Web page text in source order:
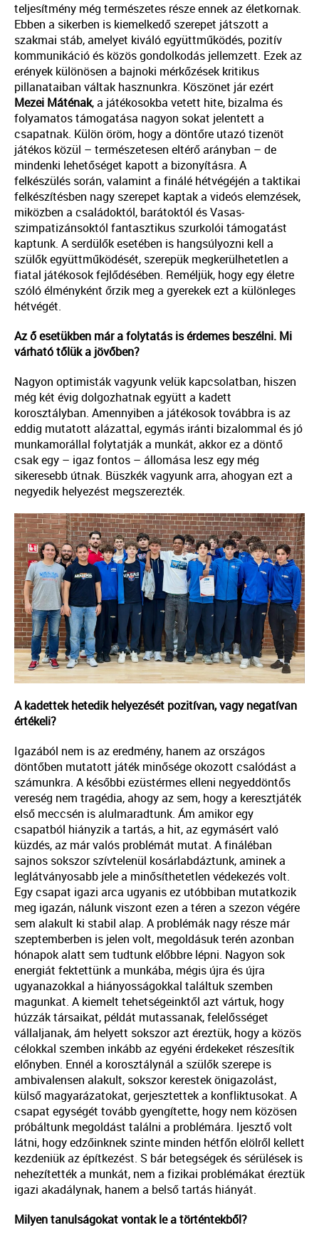
teljesítmény még természetes része ennek az életkornak.
Ebben a sikerben is kiemelkedő szerepet játszott a
szakmai stáb, amelyet kiváló együttműködés, pozitív
kommunikáció és közös gondolkodás jellemzett. Ezek az
erények különösen a bajnoki mérkőzések kritikus
pillanataiban váltak hasznunkra. Köszönet jár ezért
Mezei Máténak, a játékosokba vetett hite, bizalma és
folyamatos támogatása nagyon sokat jelentett a
csapatnak. Külön öröm, hogy a döntőre utazó tizenöt
játékos közül – természetesen eltérő arányban – de
mindenki lehetőséget kapott a bizonyításra. A
felkészülés során, valamint a finálé hétvégéjén a taktikai
felkészítésben nagy szerepet kaptak a videós elemzések,
miközben a családoktól, barátoktól és Vasas-
szimpatizánsoktól fantasztikus szurkolói támogatást
kaptunk. A serdülők esetében is hangsúlyozni kell a
szülők együttműködését, szerepük megkerülhetetlen a
fiatal játékosok fejlődésében. Reméljük, hogy egy életre
szóló élményként őrzik meg a gyerekek ezt a különleges
hétvégét.
Az ő esetükben már a folytatás is érdemes beszélni. Mi
várható tőlük a jövőben?
Nagyon optimisták vagyunk velük kapcsolatban, hiszen
még két évig dolgozhatnak együtt a kadett
korosztályban. Amennyiben a játékosok továbbra is az
eddig mutatott alázattal, egymás iránti bizalommal és jó
munkamorállal folytatják a munkát, akkor ez a döntő
csak egy – igaz fontos – állomása lesz egy még
sikeresebb útnak. Büszkék vagyunk arra, ahogyan ezt a
negyedik helyezést megszerezték.
A kadettek hetedik helyezését pozitívan, vagy negatívan
értékeli?
Igazából nem is az eredmény, hanem az országos
döntőben mutatott játék minősége okozott csalódást a
számunkra. A későbbi ezüstérmes elleni negyeddöntős
vereség nem tragédia, ahogy az sem, hogy a keresztjáték
első meccsén is alulmaradtunk. Ám amikor egy
csapatból hiányzik a tartás, a hit, az egymásért való
küzdés, az már valós problémát mutat. A fináléban
sajnos sokszor szívtelenül kosárlabdáztunk, aminek a
leglátványosabb jele a minősíthetetlen védekezés volt.
Egy csapat igazi arca ugyanis ez utóbbiban mutatkozik
meg igazán, nálunk viszont ezen a téren a szezon végére
sem alakult ki stabil alap. A problémák nagy része már
szeptemberben is jelen volt, megoldásuk terén azonban
hónapok alatt sem tudtunk előbbre lépni. Nagyon sok
energiát fektettünk a munkába, mégis újra és újra
ugyanazokkal a hiányosságokkal találtuk szemben
magunkat. A kiemelt tehetségeinktől azt vártuk, hogy
húzzák társaikat, példát mutassanak, felelősséget
vállaljanak, ám helyett sokszor azt éreztük, hogy a közös
célokkal szemben inkább az egyéni érdekeket részesítik
előnyben. Ennél a korosztálynál a szülők szerepe is
ambivalensen alakult, sokszor kerestek önigazolást,
külső magyarázatokat, gerjesztettek a konfliktusokat. A
csapat egységét tovább gyengítette, hogy nem közösen
próbáltunk megoldást találni a problémára. Ijesztő volt
látni, hogy edzőinknek szinte minden hétfőn elölről kellett
kezdeniük az építkezést. S bár betegségek és sérülések is
nehezítették a munkát, nem a fizikai problémákat éreztük
igazi akadálynak, hanem a belső tartás hiányát.
Milyen tanulságokat vontak le a történtekből?